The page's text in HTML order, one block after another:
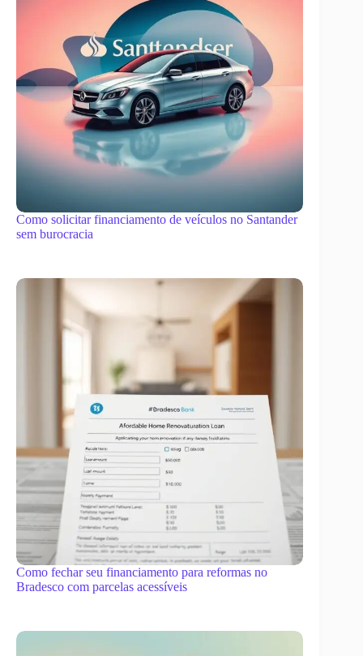
Como solicitar financiamento de veículos no Santander
sem burocracia
Como fechar seu financiamento para reformas no
Bradesco com parcelas acessíveis